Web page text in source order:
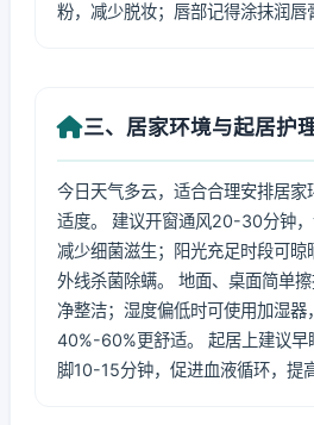
粉，减少脱妆；唇部记得涂抹润唇
三、居家环境与起居护
今日天气多云，适合合理安排居家
适度。 建议开窗通风20-30分钟，
减少细菌滋生；阳光充足时段可
外线杀菌除螨。 地面、桌面简单
净整洁；湿度偏低时可使用加湿器
40%-60%更舒适。 起居上建议早
脚10-15分钟，促进血液循环，提